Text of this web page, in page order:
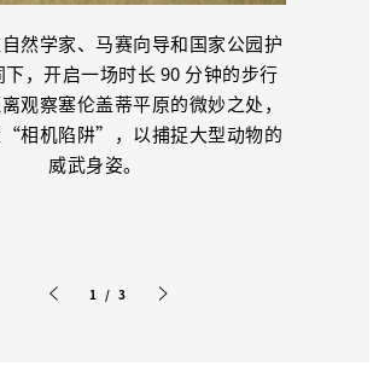
然学家、马赛向导和国家公园护
，开启一场时长 90 分钟的步行
观察塞伦盖蒂平原的微妙之处，
相机陷阱”，以捕捉大型动物的
威武身姿。
1 / 3